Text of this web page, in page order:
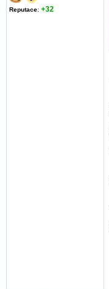
Reputace: +32